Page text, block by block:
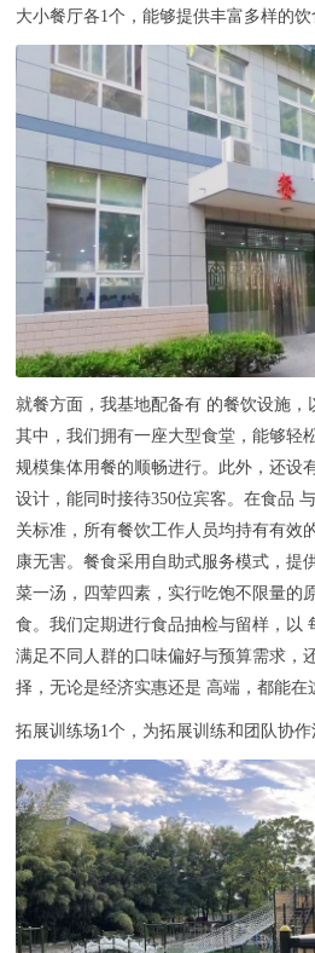
大小餐厅各1个，能够提供丰富多样的饮
就餐方面，我基地配备有 的餐饮设施，
其中，我们拥有一座大型食堂，能够轻
规模集体用餐的顺畅进行。此外，还设
设计，能同时接待350位宾客。在食品
关标准，所有餐饮工作人员均持有有效
康无害。餐食采用自助式服务模式，
菜一汤，四荤四素，实行吃饱不限量的
食。我们定期进行食品抽检与留样，以
满足不同人群的口味偏好与预算需求，
择，无论是经济实惠还是 高端，都能在
拓展训练场1个，为拓展训练和团队协作